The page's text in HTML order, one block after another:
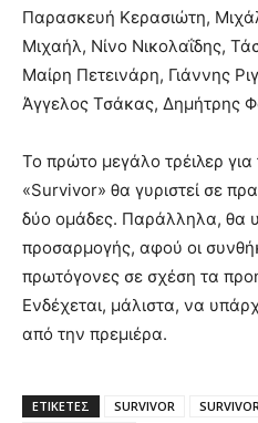
Παρασκευή Κερασιώτη,
Μιχαήλ, Nίνο Νικολαΐδης,
Μαίρη Πετεινάρη, Γιάννης
Άγγελος Τσάκας, Δημήτρης
Το πρώτο μεγάλο τρέιλερ
«Survivor» θα γυριστεί σε
δύο ομάδες. Παράλληλα, θα
προσαρμογής, αφού οι
πρωτόγονες σε σχέση τα
Ενδέχεται, μάλιστα, να
από την πρεμιέρα.
ΕΤΙΚΈΤΕΣ SURVIVOR